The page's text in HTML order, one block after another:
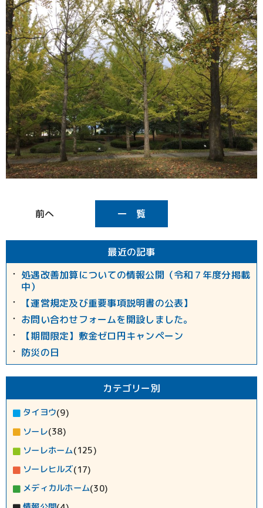
一 覧
最近の記事
処遇改善加算についての情報公開（令和７年度分掲載
中）
【運営規定及び重要事項説明書の公表】
お問い合わせフォームを開設しました。
【期間限定】敷金ゼロ円キャンペーン
防災の日
カテゴリー別
タイヨウ(9)
ソーレ(38)
ソーレホーム(125)
ソーレヒルズ(17)
メディカルホーム(30)